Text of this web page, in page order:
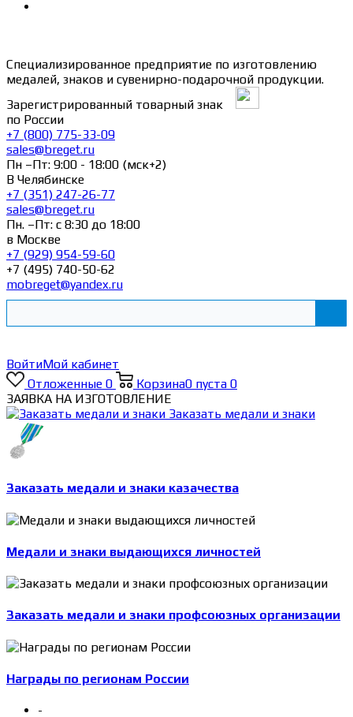
Специализированное предприятие по изготовлению
медалей, знаков и сувенирно-подарочной продукции.
Зарегистрированный товарный знак
по России
+7 (800) 775-33-09
sales@breget.ru
Пн –Пт: 9:00 - 18:00 (мск+2)
В Челябинске
+7 (351) 247-26-77
sales@breget.ru
Пн. –Пт: с 8:30 до 18:00
в Москве
+7 (929) 954-59-60
+7 (495) 740-50-62
mobreget@yandex.ru
ВойтиМой кабинет
Отложенные 0 Корзина0 пуста 0
ЗАЯВКА НА ИЗГОТОВЛЕНИЕ
Заказать медали и знаки
Заказать медали и знаки казачества
Медали и знаки выдающихся личностей
Заказать медали и знаки профсоюзных организации
Награды по регионам России
-